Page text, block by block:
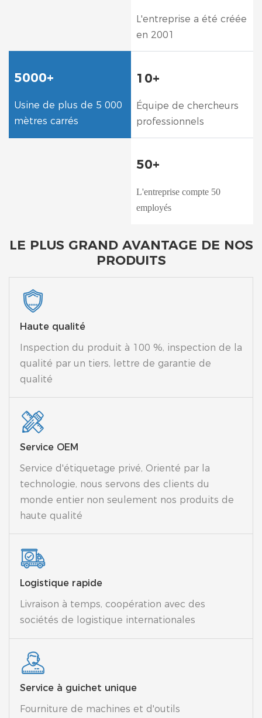
L'entreprise a été créée
en 2001
5000+
Usine de plus de 5 000
mètres carrés
10+
Équipe de chercheurs
professionnels
50+
L'entreprise compte 50
employés
LE PLUS GRAND AVANTAGE DE NOS
PRODUITS
Haute qualité
Inspection du produit à 100 %, inspection de la
qualité par un tiers, lettre de garantie de
qualité
Service OEM
Service d'étiquetage privé, Orienté par la
technologie, nous servons des clients du
monde entier non seulement nos produits de
haute qualité
Logistique rapide
Livraison à temps, coopération avec des
sociétés de logistique internationales
Service à guichet unique
Fourniture de machines et d'outils